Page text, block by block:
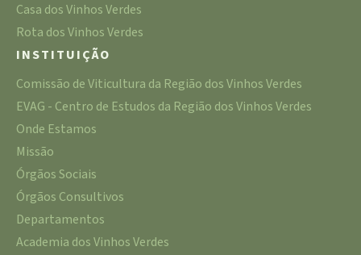
Casa dos Vinhos Verdes
Rota dos Vinhos Verdes
INSTITUIÇÃO
Comissão de Viticultura da Região dos Vinhos Verdes
EVAG - Centro de Estudos da Região dos Vinhos Verdes
Onde Estamos
Missão
Órgãos Sociais
Órgãos Consultivos
Departamentos
Academia dos Vinhos Verdes